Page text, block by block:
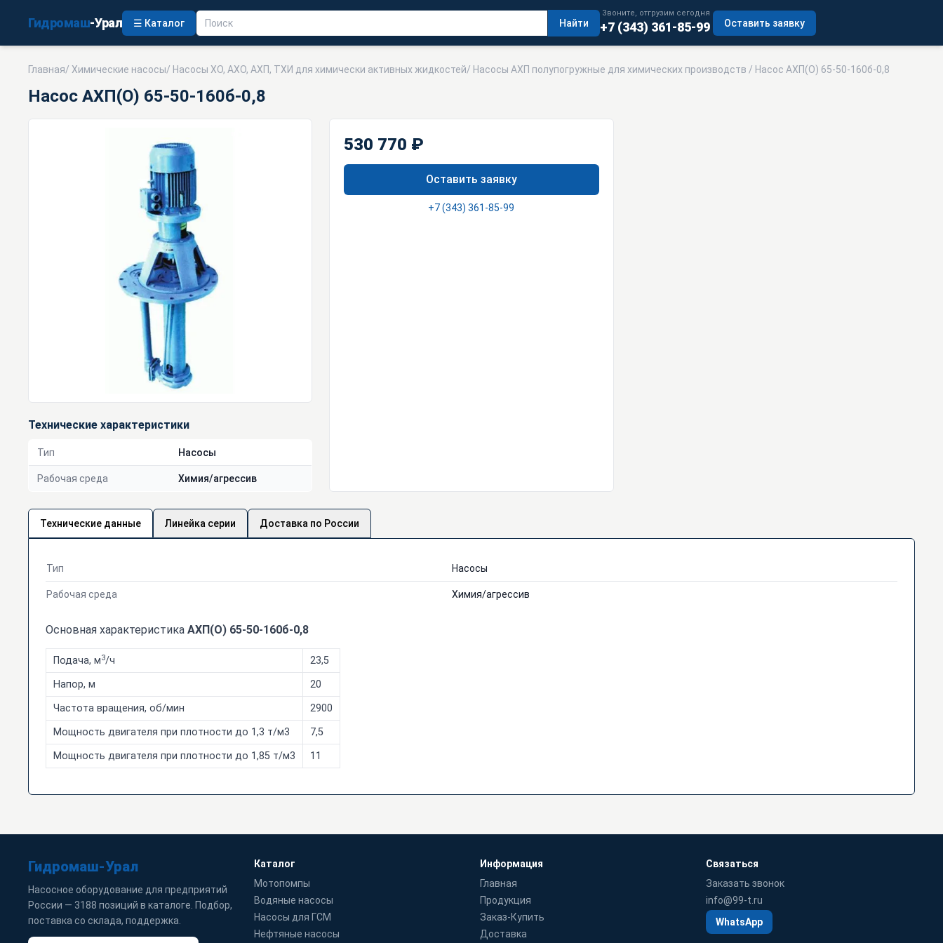
Гидромаш-Урал ☰ Каталог Найти
Звоните, отгрузим сегодня
+7 (343) 361-85-99 Оставить заявку
Главная/ Химические насосы/ Насосы ХО, АХО, АХП, ТХИ для химически активных жидкостей/ Насосы АХП полупогружные для химических производств / Насос АХП(О) 65-50-160б-0,8
Насос АХП(О) 65-50-160б-0,8
Технические характеристики
Тип Насосы
Рабочая среда Химия/агрессив
530 770 ₽
Оставить заявку
+7 (343) 361-85-99
Технические данные Линейка серии Доставка по России
Тип Насосы
Рабочая среда Химия/агрессив
Основная характеристика АХП(О) 65-50-160б-0,8
Подача, м3/ч
23,5
Напор, м
20
Частота вращения, об/мин
2900
Мощность двигателя при плотности до 1,3 т/м3
7,5
Мощность двигателя при плотности до 1,85 т/м3
11
Гидромаш-Урал
Насосное оборудование для предприятий
России — 3188 позиций в каталоге. Подбор,
поставка со склада, поддержка.
Каталог
Мотопомпы
Водяные насосы
Насосы для ГСМ
Нефтяные насосы
Информация
Главная
Продукция
Заказ-Купить
Доставка
Связаться
Заказать звонок
info@99-t.ru
WhatsApp